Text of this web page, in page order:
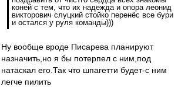
коней с тем, что их надежда и опора леонид
викторович слуцкий стойко перенёс все бури
и остался у руля команды)))
Ну вообще вроде Писарева планируют
назначить,но я бы потерпел с ним,под
натаскал его.Так что шпагетти будет-с ним
легче пилить